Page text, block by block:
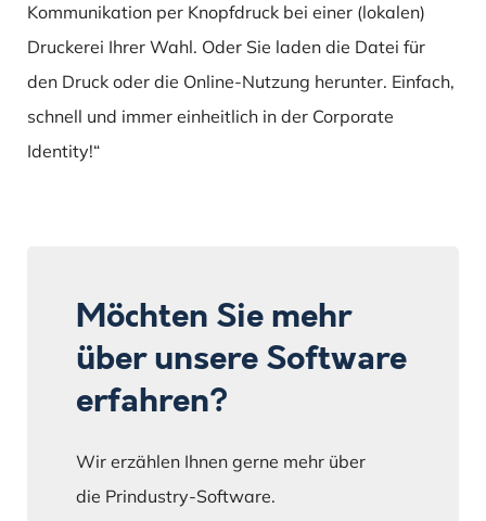
Kommunikation per Knopfdruck bei einer (lokalen)
Druckerei Ihrer Wahl. Oder Sie laden die Datei für
den Druck oder die Online-Nutzung herunter. Einfach,
schnell und immer einheitlich in der Corporate
Identity!“
Möchten Sie mehr
über unsere Software
erfahren?
Wir erzählen Ihnen gerne mehr über
die Prindustry-Software.